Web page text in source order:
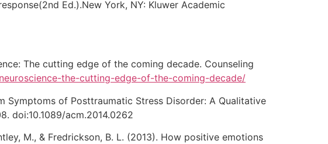
Ed.).New York, NY: Kluwer Academic
The cutting edge of the coming decade. Counseling
the-cutting-edge-of-the-coming-decade/
Symptoms of Posttraumatic Stress Disorder: A Qualitative
doi:10.1089/acm.2014.0262
M., & Fredrickson, B. L. (2013). How positive emotions